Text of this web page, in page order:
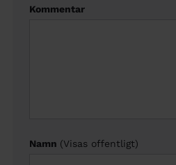
Kommentar
Namn (Visas offentligt)